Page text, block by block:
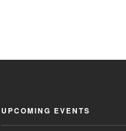
UPCOMING EVENTS